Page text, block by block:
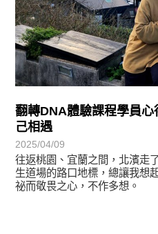
翻轉DNA體驗課程學員心
己相遇
2025/04/09
往返桃園、宜蘭之間，北濱走
生道場的路口地標，總讓我想
祕而敬畏之心，不作多想。